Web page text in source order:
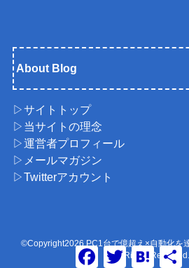
About Blog
▷サイトトップ
▷当サイトの理念
▷運営者プロフィール
▷メールマガジン
▷Twitterアカウント
©Copyright2026 PC1台で億超え×自動化を
Rights Reserved.
F
T
w
H
a
有